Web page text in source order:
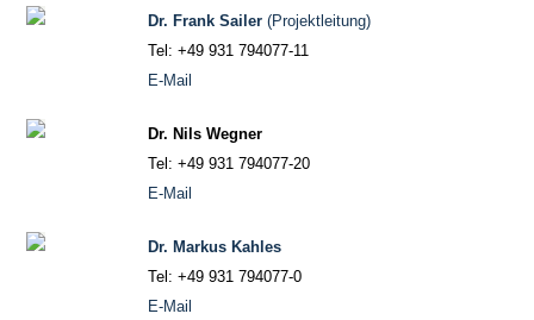
Dr. Frank Sailer (Projektleitung)
Tel: +49 931 794077-11
E-Mail
Dr. Nils Wegner
Tel: +49 931 794077-20
E-Mail
Dr. Markus Kahles
Tel: +49 931 794077-0
E-Mail